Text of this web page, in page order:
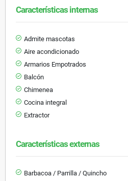
Características internas
Admite mascotas
Aire acondicionado
Armarios Empotrados
Balcón
Chimenea
Cocina integral
Extractor
Características externas
Barbacoa / Parrilla / Quincho